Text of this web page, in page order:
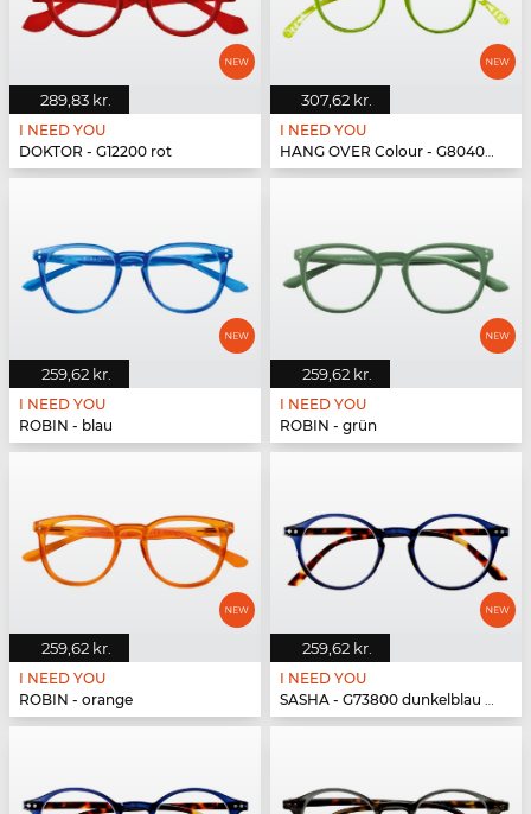
289,83 kr.
I NEED YOU
DOKTOR - G12200 rot
307,62 kr.
I NEED YOU
HANG OVER Colour - G80400 grün
259,62 kr.
I NEED YOU
ROBIN - blau
259,62 kr.
I NEED YOU
ROBIN - grün
259,62 kr.
I NEED YOU
ROBIN - orange
259,62 kr.
I NEED YOU
SASHA - G73800 dunkelblau havanna